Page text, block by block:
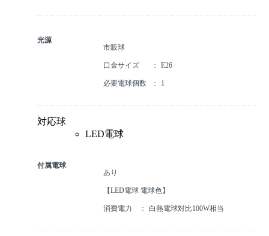
光源
市販球
口金サイズ E26
必要電球個数 1
対応球
LED電球
付属電球
あり
【LED電球 電球⾊】
消費電力 白熱電球対比100W相当